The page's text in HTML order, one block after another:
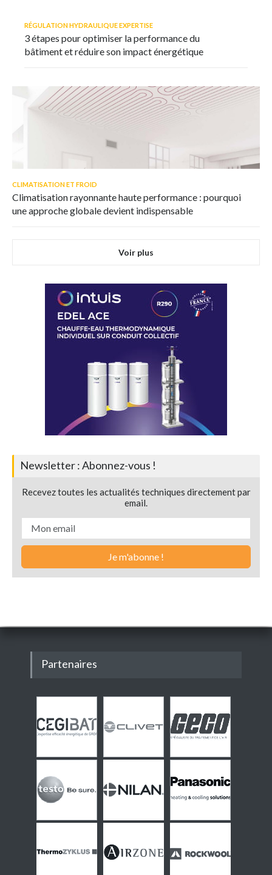
RÉGULATION HYDRAULIQUE EXPERTISE
3 étapes pour optimiser la performance du
bâtiment et réduire son impact énergétique
CLIMATISATION ET FROID
Climatisation rayonnante haute performance : pourquoi
une approche globale devient indispensable
Voir plus
Newsletter : Abonnez-vous !
Recevez toutes les actualités techniques directement par
email.
Partenaires